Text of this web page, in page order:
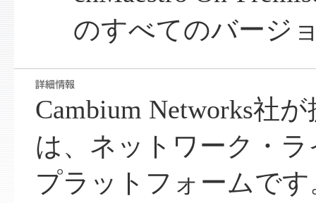
のすべてのバージ
Cambium Networks社
は、ネットワーク・
プラットフォームで